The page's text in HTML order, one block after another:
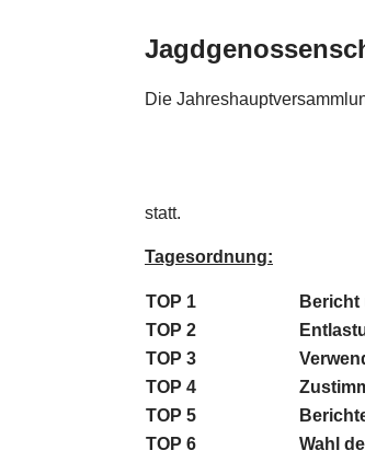
Die
statt.
Tagesordnung:
TOP 1
Bericht
TOP 2
TOP 3
TOP 4
TOP 5
TOP 6
Wahl